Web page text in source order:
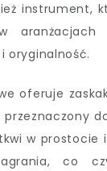
instrument,
oryginalność.
oferuje
w prostocie
co